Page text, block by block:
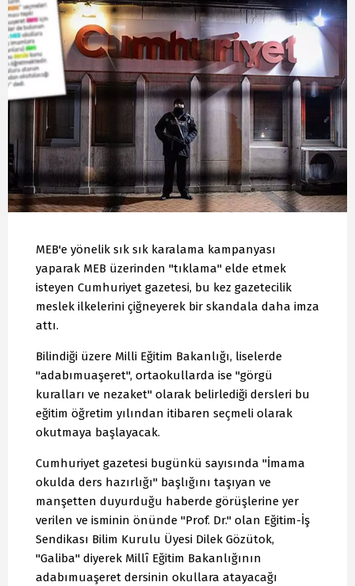
MEB'e yönelik sık sık karalama kampanyası
yaparak MEB üzerinden "tıklama" elde etmek
isteyen Cumhuriyet gazetesi, bu kez gazetecilik
meslek ilkelerini çiğneyerek bir skandala daha imza
attı.
Bilindiği üzere Milli Eğitim Bakanlığı, liselerde
"adabımuaşeret", ortaokullarda ise "görgü
kuralları ve nezaket" olarak belirlediği dersleri bu
eğitim öğretim yılından itibaren seçmeli olarak
okutmaya başlayacak.
Cumhuriyet gazetesi bugünkü sayısında "İmama
okulda ders hazırlığı" başlığını taşıyan ve
manşetten duyurduğu haberde görüşlerine yer
verilen ve isminin önünde "Prof. Dr." olan Eğitim-İş
Sendikası Bilim Kurulu Üyesi Dilek Gözütok,
"Galiba" diyerek Millî Eğitim Bakanlığının
adabımuaşeret dersinin okullara atayacağı